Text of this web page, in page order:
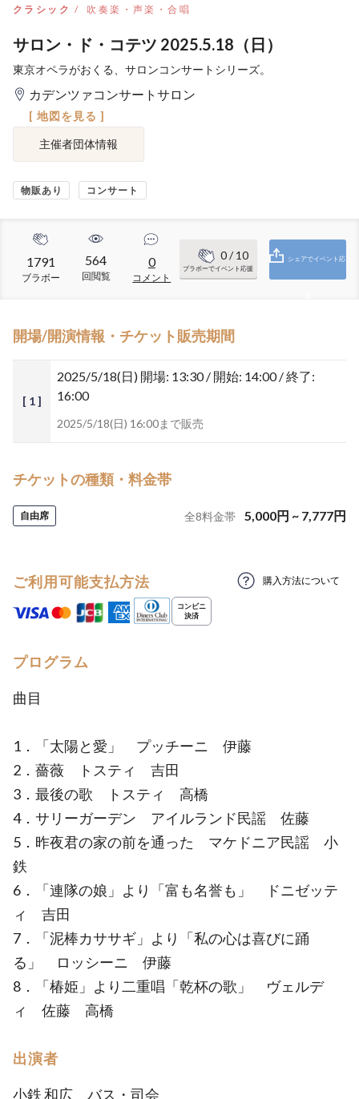
クラシック 吹奏楽・声楽・合唱
サロン・ド・コテツ 2025.5.18（日）
東京オペラがおくる、サロンコンサートシリーズ。
カデンツァコンサートサロン
[ 地図を見る ]
主催者団体情報
物販あり コンサート
1791
ブラボー
564
回閲覧
0
コメント
0/ 10
ブラボーでイベント応援
シェアでイベント応
開場/開演情報・チケット販売期間
[ 1 ]
2025/5/18(日) 開場: 13:30 / 開始: 14:00 / 終了:
16:00
2025/5/18(日) 16:00まで販売
チケットの種類・料金帯
自由席 全8料金帯 5,000円 ~ 7,777円
ご利用可能支払方法 購入方法について
プログラム
曲目
1．「太陽と愛」 プッチーニ 伊藤
2．薔薇 トスティ 吉田
3．最後の歌 トスティ 高橋
4．サリーガーデン アイルランド民謡 佐藤
5．昨夜君の家の前を通った マケドニア民謡 小
鉄
6．「連隊の娘」より「富も名誉も」 ドニゼッテ
ィ 吉田
7．「泥棒カササギ」より「私の心は喜びに踊
る」 ロッシーニ 伊藤
8．「椿姫」より二重唱「乾杯の歌」 ヴェルデ
ィ 佐藤 高橋
出演者
小鉄 和広 バス・司会